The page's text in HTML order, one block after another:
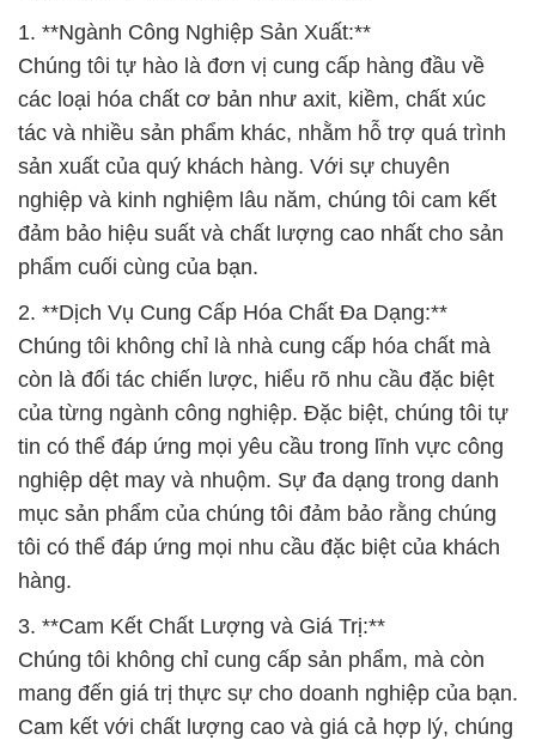
1. **Ngành Công Nghiệp Sản Xuất:**
Chúng tôi tự hào là đơn vị cung cấp hàng đầu về
các loại hóa chất cơ bản như axit, kiềm, chất xúc
tác và nhiều sản phẩm khác, nhằm hỗ trợ quá trình
sản xuất của quý khách hàng. Với sự chuyên
nghiệp và kinh nghiệm lâu năm, chúng tôi cam kết
đảm bảo hiệu suất và chất lượng cao nhất cho sản
phẩm cuối cùng của bạn.
2. **Dịch Vụ Cung Cấp Hóa Chất Đa Dạng:**
Chúng tôi không chỉ là nhà cung cấp hóa chất mà
còn là đối tác chiến lược, hiểu rõ nhu cầu đặc biệt
của từng ngành công nghiệp. Đặc biệt, chúng tôi tự
tin có thể đáp ứng mọi yêu cầu trong lĩnh vực công
nghiệp dệt may và nhuộm. Sự đa dạng trong danh
mục sản phẩm của chúng tôi đảm bảo rằng chúng
tôi có thể đáp ứng mọi nhu cầu đặc biệt của khách
hàng.
3. **Cam Kết Chất Lượng và Giá Trị:**
Chúng tôi không chỉ cung cấp sản phẩm, mà còn
mang đến giá trị thực sự cho doanh nghiệp của bạn.
Cam kết với chất lượng cao và giá cả hợp lý, chúng